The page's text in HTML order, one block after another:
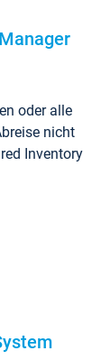
oder alle
nicht
Inventory